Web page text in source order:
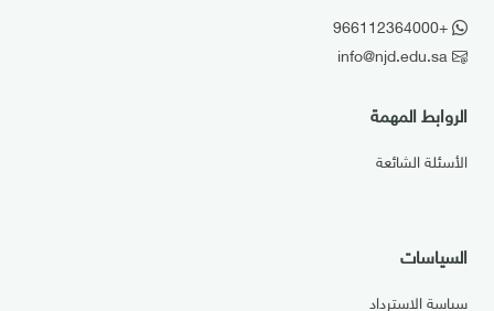
+966112364000
info@njd.edu.sa
الروابط المهمة
الأسئلة الشائعة
السياسات
سياسة الاسترداد